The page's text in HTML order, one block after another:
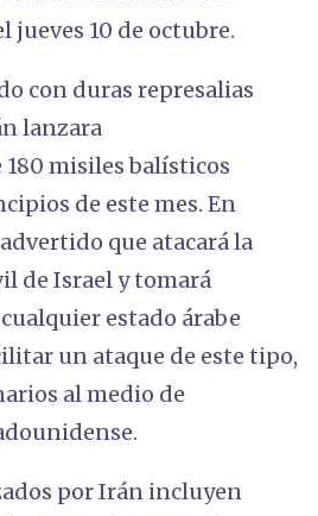
jueves 10 de octubre.
con duras represalias
lanzara
misiles balísticos
de este mes. En
que atacará la
de Israel y tomará
estado árabe
un ataque de este tipo,
al medio de
por Irán incluyen